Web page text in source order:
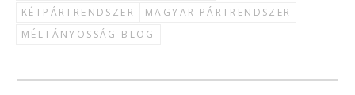
KÉTPÁRTRENDSZER
MAGYAR PÁRTRENDSZER
MÉLTÁNYOSSÁG BLOG